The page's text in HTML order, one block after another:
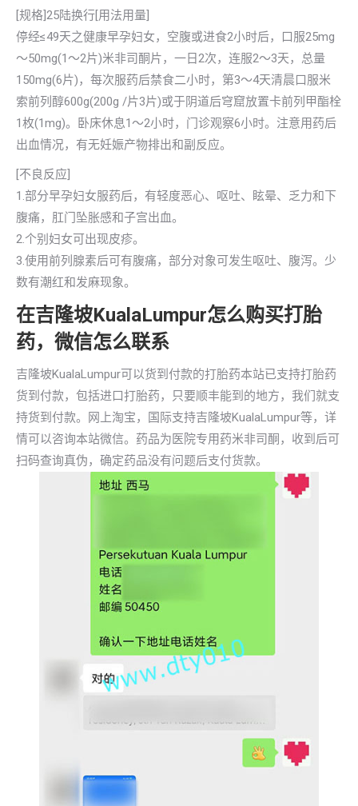
[规格]25陆换行[用法用量]
停经≤49天之健康早孕妇女，空腹或进食2小时后，口服25mg
～50mg(1～2片)米非司酮片，一日2次，连服2～3天，总量
150mg(6片)，每次服药后禁食二小时，第3～4天清晨口服米
索前列醇600g(200g /片3片)或于阴道后穹窟放置卡前列甲酯栓
1枚(1mg)。卧床休息1～2小时，门诊观察6小时。注意用药后
出血情况，有无妊娠产物排出和副反应。
[不良反应]
1.部分早孕妇女服药后，有轻度恶心、呕吐、眩晕、乏力和下
腹痛，肛门坠胀感和子宫出血。
2.个别妇女可出现皮疹。
3.使用前列腺素后可有腹痛，部分对象可发生呕吐、腹泻。少
数有潮红和发麻现象。
在吉隆坡KualaLumpur怎么购买打胎
药，微信怎么联系
吉隆坡KualaLumpur可以货到付款的打胎药本站已支持打胎药
货到付款，包括进口打胎药，只要顺丰能到的地方，我们就支
持货到付款。网上淘宝，国际支持吉隆坡KualaLumpur等，详
情可以咨询本站微信。药品为医院专用药米非司酮，收到后可
扫码查询真伪，确定药品没有问题后支付货款。